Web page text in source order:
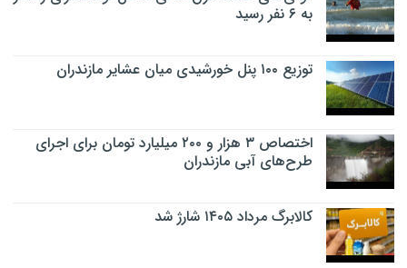
به ۶ نفر رسید
توزیع ۱۰۰ پنل خورشیدی میان عشایر مازندران
اختصاص ۳ هزار و ۲۰۰ میلیارد تومان برای اجرای
طرح‌های آبی مازندران
کالابرگ مرداد ۱۴۰۵ شارژ شد